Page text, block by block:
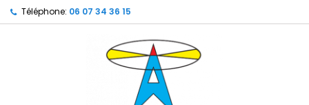
Téléphone: 06 07 34 36 15
My wishlists ×
Create new list
Créer une liste d'envies ×
Nom de la liste d'envies
Connexion ×
Vous devez être connecté pour ajouter des produits